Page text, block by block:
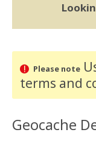
Please note
terms and
Geocache